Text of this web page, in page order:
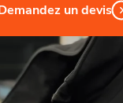
un devis